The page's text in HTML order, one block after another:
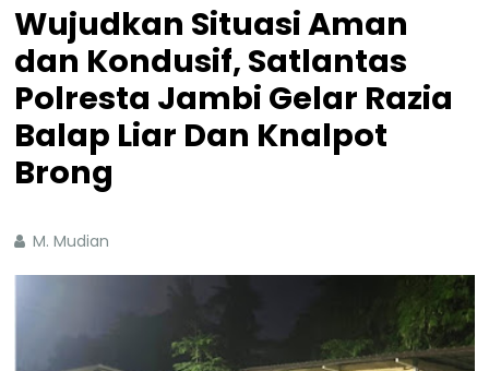
Wujudkan Situasi Aman
dan Kondusif, Satlantas
Polresta Jambi Gelar Razia
Balap Liar Dan Knalpot
Brong
M. Mudian